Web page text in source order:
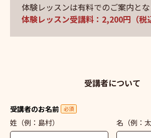
体験レッスンは有料でのご案内とな
体験レッスン受講料：2,200円（税
受講者について
受講者のお名前 必須
姓 （例：島村） 名 （例：